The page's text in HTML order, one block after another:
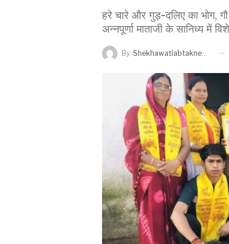
हरे चारे और गुड़-दलिए का भोग,
अन्नपूर्णा माताजी के सानिध्य में
By Shekhawatiabtaknews